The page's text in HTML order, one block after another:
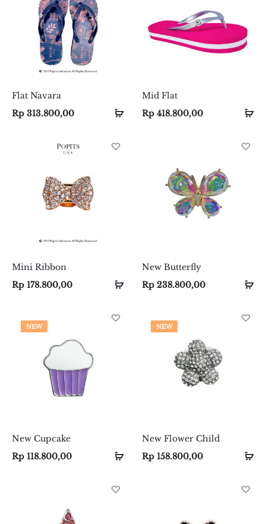
Add
Flat Navara
Rp 313.800,00
Add
Mid Flat
Rp 418.800,00
Add
Mini Ribbon
Rp 178.800,00
Add
New Butterfly
Rp 238.800,00
NEW
Select
New Cupcake
Rp 118.800,00
Select
NEW
New Flower Child
Rp 158.800,00